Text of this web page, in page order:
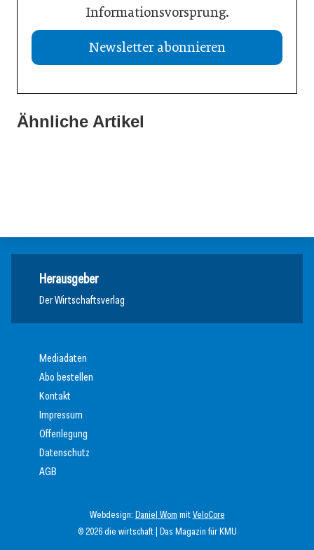
Informationsvorsprung.
Newsletter abonnieren
Ähnliche Artikel
21. Juli 2026
Herausgeber
Der Wirtschaftsverlag
© 2026 die wirtschaft | Das Magazin für KMU
Webdesign: Daniel Wom mitVeloCore
Mediadaten
Abo bestellen
Kontakt
Impressum
Offenlegung
Datenschutz
AGB